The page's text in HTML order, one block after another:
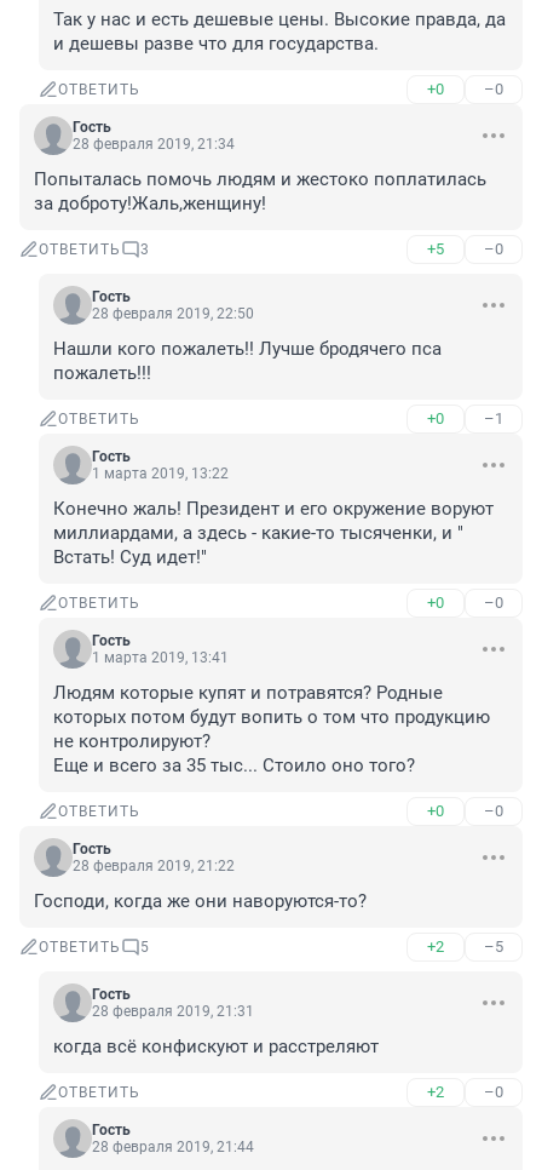
Так у нас и есть дешевые цены. Высокие правда, да
и дешевы разве что для государства.
ОТВЕТИТЬ +0 –0
Гость
28 февраля 2019, 21:34
Попыталась помочь людям и жестоко поплатилась
за доброту!Жаль,женщину!
ОТВЕТИТЬ 3 +5 –0
Гость
28 февраля 2019, 22:50
Нашли кого пожалеть!! Лучше бродячего пса
пожалеть!!!
ОТВЕТИТЬ +0 –1
Гость
1 марта 2019, 13:22
Конечно жаль! Президент и его окружение воруют
миллиардами, а здесь - какие-то тысяченки, и "
Встать! Суд идет!"
ОТВЕТИТЬ +0 –0
Гость
1 марта 2019, 13:41
Людям которые купят и потравятся? Родные
которых потом будут вопить о том что продукцию
не контролируют?
Еще и всего за 35 тыс... Стоило оно того?
ОТВЕТИТЬ +0 –0
Гость
28 февраля 2019, 21:22
Господи, когда же они наворуются-то?
ОТВЕТИТЬ 5 +2 –5
Гость
28 февраля 2019, 21:31
когда всё конфискуют и расстреляют
ОТВЕТИТЬ +2 –0
Гость
28 февраля 2019, 21:44